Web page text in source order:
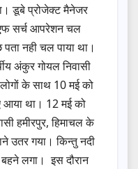
डूबे प्रोजेक्ट मैनेजर
सर्च आपरेशन चल
नही चल पाया था।
अंकुर गोयल निवासी
के साथ 10 मई को
था। 12 मई को
हमीरपुर, हिमाचल के
उतर गया। किन्तु नदी
लगा। इस दौरान